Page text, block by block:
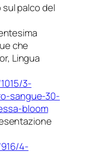
palco del
che
Lingua
15/3-
sangue-30-
bloom
6/4-